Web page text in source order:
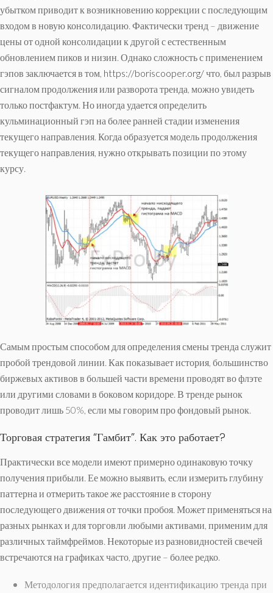
убытком приводит к возникновению коррекции с последующим
входом в новую консолидацию. Фактически тренд – движение
цены от одной консолидации к другой с естественным
обновлением пиков и низин. Однако сложность с применением
гэпов заключается в том, https://boriscooper.org/что, был разрыв
сигналом продолжения или разворота тренда, можно увидеть
только постфактум. Но иногда удается определить
кульминационный гэп на более ранней стадии изменения
текущего направления. Когда образуется модель продолжения
текущего направления, нужно открывать позиции по этому
курсу.
Самым простым способом для определения смены тренда служит
пробой трендовой линии. Как показывает история, большинство
биржевых активов в большей части времени проводят во флэте
или другими словами в боковом коридоре. В тренде рынок
проводит лишь 50%, если мы говорим про фондовый рынок.
Торговая стратегия “Гамбит”. Как это работает?
Практически все модели имеют примерно одинаковую точку
получения прибыли. Ее можно выявить, если измерить глубину
паттерна и отмерить такое же расстояние в сторону
последующего движения от точки пробоя. Может применяться на
разных рынках и для торговли любыми активами, применим для
различных таймфреймов. Некоторые из разновидностей свечей
встречаются на графиках часто, другие – более редко.
Методология предполагается идентификацию тренда при